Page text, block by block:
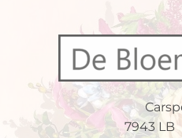
7943 LB